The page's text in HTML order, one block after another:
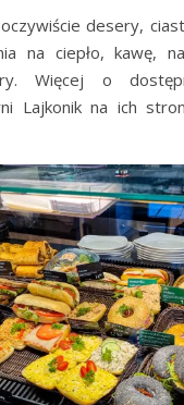
desery,
na ciepło, kawę,
Więcej o
Lajkonik na ich